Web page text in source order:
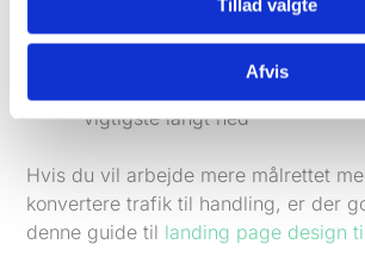
Tillad valgte
Afvis
Telefonnummer og
vigtigste langt ned
Hvis du vil arbejde mere målrettet
konvertere trafik til handling, er der
denne guide til landing page design